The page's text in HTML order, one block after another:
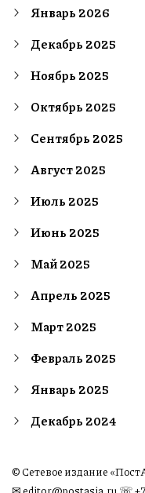
Январь 2026
Декабрь 2025
Ноябрь 2025
Октябрь 2025
Сентябрь 2025
Август 2025
Июль 2025
Июнь 2025
Май 2025
Апрель 2025
Март 2025
Февраль 2025
Январь 2025
Декабрь 2024
© Сетевое издание